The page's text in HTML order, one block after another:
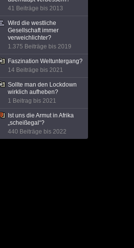
41 Beiträge bis 2013
Wird die westliche
Gesellschaft immer
verweichlichter?
1.375 Beiträge bis 2019
Faszination Weltuntergang?
14 Beiträge bis 2021
Sollte man den Lockdown
wirklich aufheben?
1 Beitrag bis 2021
Ist uns die Armut in Afrika
„scheißegal“?
440 Beiträge bis 2022